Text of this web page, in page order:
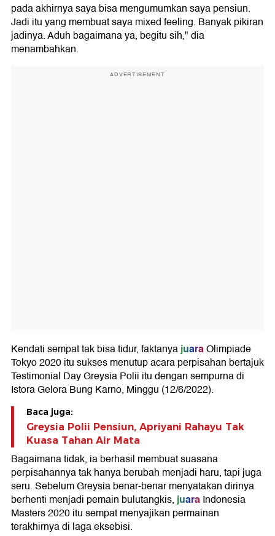
pada akhirnya saya bisa mengumumkan saya pensiun.
Jadi itu yang membuat saya mixed feeling. Banyak pikiran
jadinya. Aduh bagaimana ya, begitu sih," dia
menambahkan.
ADVERTISEMENT
Kendati sempat tak bisa tidur, faktanyajuaraOlimpiade
Tokyo 2020 itu sukses menutup acara perpisahan bertajuk
Testimonial Day Greysia Polii itu dengan sempurna di
Istora Gelora Bung Karno, Minggu (12/6/2022).
Baca juga:
Greysia Polii Pensiun, Apriyani Rahayu Tak
Kuasa Tahan Air Mata
Bagaimana tidak, ia berhasil membuat suasana
perpisahannya tak hanya berubah menjadi haru, tapi juga
seru. Sebelum Greysia benar-benar menyatakan dirinya
berhenti menjadi pemain bulutangkis,juaraIndonesia
Masters 2020 itu sempat menyajikan permainan
terakhirnya di laga eksebisi.